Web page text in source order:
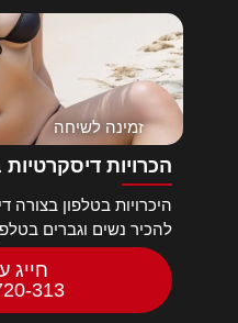
זמינה לשיחה
הכרויות דיסקרטיות
היכרויות בטלפון בצורה
להכיר נשים וגברים
חייג
313